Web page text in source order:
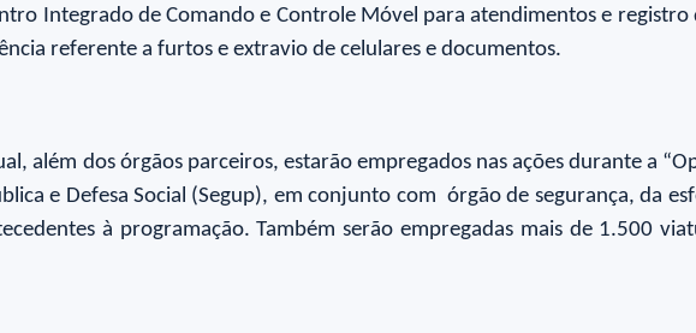
Integrado de Comando e Controle Móvel para atendimentos e registro
referente a furtos e extravio de celulares e documentos.
além dos órgãos parceiros, estarão empregados nas ações durante a
e Defesa Social (Segup), em conjunto com órgão de segurança, da
à programação. Também serão empregadas mais de 1.500